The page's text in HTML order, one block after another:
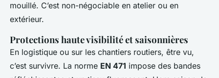
mouillé. C’est non-négociable en atelier ou en
extérieur.
Protections haute visibilité et saisonnières
En logistique ou sur les chantiers routiers, être vu,
c’est survivre. La norme EN 471 impose des bandes